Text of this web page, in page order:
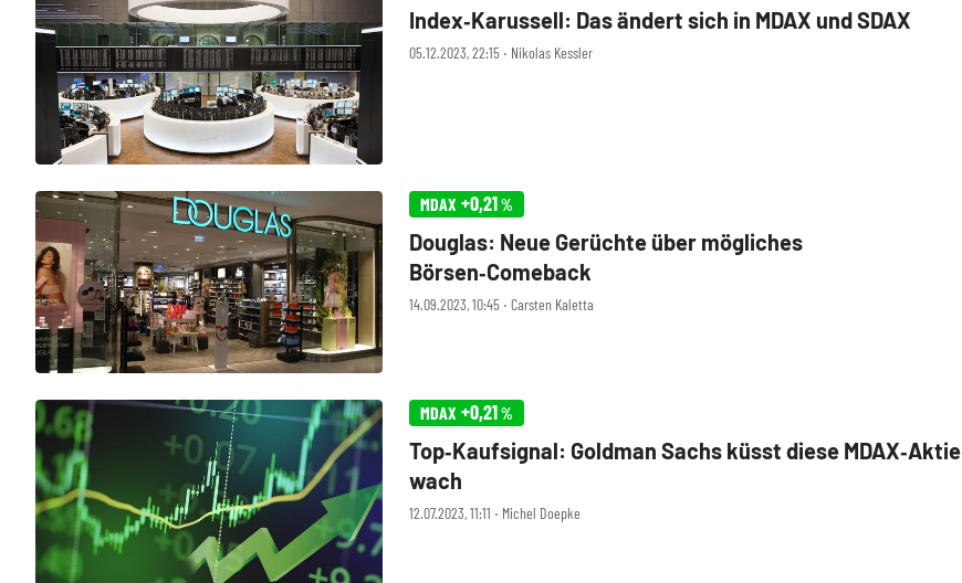
05.12.2023, 22:15 ‧ Nikolas Kessler
Index‑Karussell: Das ändert sich in MDAX und SDAX
MDAX +0,21%
14.09.2023, 10:45 ‧ Carsten Kaletta
Douglas: Neue Gerüchte über mögliches
Börsen‑Comeback
MDAX +0,21%
12.07.2023, 11:11 ‧ Michel Doepke
Top‑Kaufsignal: Goldman Sachs küsst diese MDAX‑Aktie
wach